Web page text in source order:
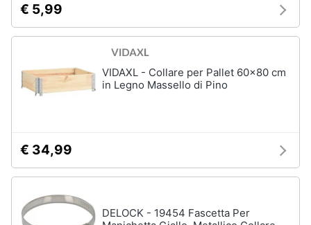
€ 5,99
VIDAXL - Collare per Pallet 60x80 cm
in Legno Massello di Pino
€ 34,99
DELOCK - 19454 Fascetta Per